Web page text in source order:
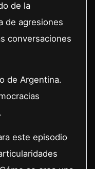
de la
de agresiones
conversaciones
de Argentina.
este episodio